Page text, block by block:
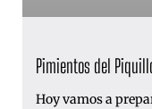
Pimientos del
Hoy vamos a